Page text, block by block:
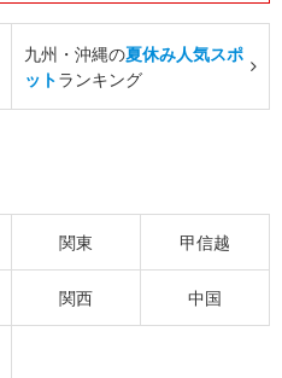
九州・沖縄の夏休み人気スポ
ットランキング
関東 甲信越
関西 中国